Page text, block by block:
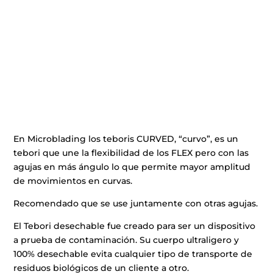
En Microblading los teboris CURVED, “curvo”, es un
tebori que une la flexibilidad de los FLEX pero con las
agujas en más ángulo lo que permite mayor amplitud
de movimientos en curvas.
Recomendado que se use juntamente con otras agujas.
El Tebori desechable fue creado para ser un dispositivo
a prueba de contaminación. Su cuerpo ultraligero y
100% desechable evita cualquier tipo de transporte de
residuos biológicos de un cliente a otro.